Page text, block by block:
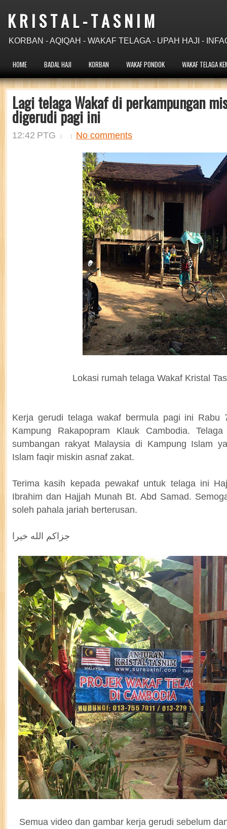
K R I S T A L - T A S N I M
KORBAN - AQIQAH - WAKAF TELAGA - UPAH HAJI -
HOME BADAL HAJI KORBAN WAKAF PONDOK WAKAF TELAGA
Lagi telaga Wakaf di perkampungan
digerudi pagi ini
12:42 PTG No comments
Lokasi rumah telaga Wakaf Kristal
Kerja gerudi telaga wakaf bermula pagi ini Rabu
Kampung Rakapopram Klauk Cambodia.
sumbangan rakyat Malaysia di Kampung Islam
Islam faqir miskin asnaf zakat.
Terima kasih kepada pewakaf untuk telaga ini
Ibrahim dan Hajjah Munah Bt. Abd Samad.
soleh pahala jariah berterusan.
جزاكم الله خيرا
Semua video dan gambar kerja gerudi sebelum